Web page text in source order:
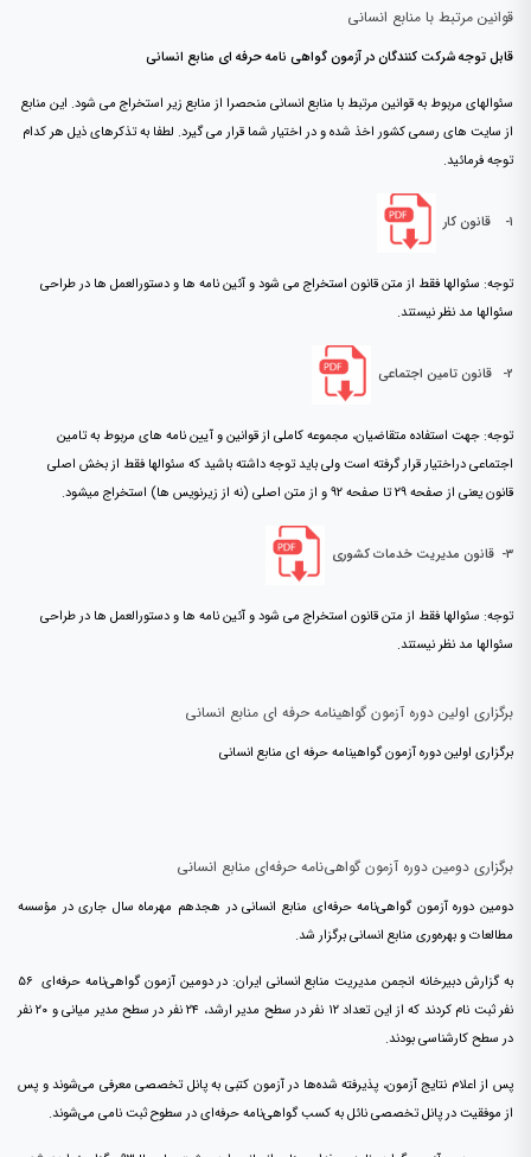
قوانین مرتبط با منابع انسانی
قابل توجه شرکت کنندگان در آزمون گواهی نامه حرفه ای منابع انسانی
سئوالهای مربوط به قوانین مرتبط با منابع انسانی منحصرا از منابع زیر استخراج می شود. این منابع
از سایت های رسمی کشور اخذ شده و در اختیار شما قرار می گیرد. لطفا به تذکرهای ذیل هر کدام
توجه فرمائید.
۱- قانون کار
توجه: سئوالها فقط از متن قانون استخراج می شود و آئین نامه ها و دستورالعمل ها در طراحی
سئوالها مد نظر نیستند.
۲- قانون تامین اجتماعی
توجه: جهت استفاده متقاضیان، مجموعه کاملی از قوانین و آیین نامه های مربوط به تامین
اجتماعی دراختیار قرار گرفته است ولی باید توجه داشته باشید که سئوالها فقط از بخش اصلی
قانون یعنی از صفحه ۲۹ تا صفحه ۹۲ و از متن اصلی (نه از زیرنویس ها) استخراج میشود.
۳- قانون مدیریت خدمات کشوری
توجه: سئوالها فقط از متن قانون استخراج می شود و آئین نامه ها و دستورالعمل ها در طراحی
سئوالها مد نظر نیستند.
برگزاری اولین دوره آزمون گواهینامه حرفه ای منابع انسانی
برگزاری اولین دوره آزمون گواهینامه حرفه ای منابع انسانی
برگزاری دومین دوره آزمون گواهی‌نامه حرفه‌ای منابع انسانی
دومین دوره آزمون گواهی‌نامه حرفه‌ای منابع انسانی در هجدهم مهرماه سال جاری در مؤسسه
مطالعات و بهره‌وری منابع انسانی برگزار شد.
به گزارش دبیرخانه انجمن مدیریت منابع انسانی ایران: در دومین آزمون گواهی‌نامه حرفه‌ای ۵۶
نفر ثبت نام کردند که از این تعداد ۱۲ نفر در سطح مدیر ارشد، ۲۴ نفر در سطح مدیر میانی و ۲۰ نفر
در سطح کارشناسی بودند.
پس از اعلام نتایج آزمون، پذیرفته شده‌ها در آزمون کتبی به پانل تخصصی معرفی می‌شوند و پس
از موفقیت در پانل تخصصی نائل به کسب گواهی‌نامه حرفه‌ای در سطوح ثبت نامی می‌شوند.